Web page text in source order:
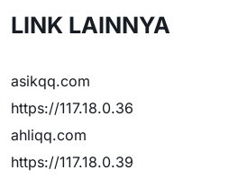
LINK LAINNYA
asikqq.com
https://117.18.0.36
ahliqq.com
https://117.18.0.39